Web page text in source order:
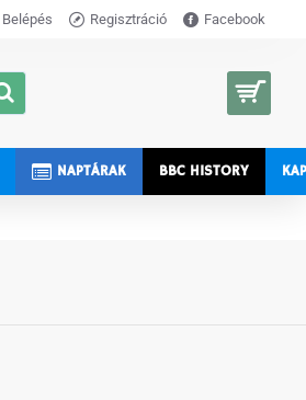
Belépés Regisztráció Facebook
NAPTÁRAK BBC HISTORY